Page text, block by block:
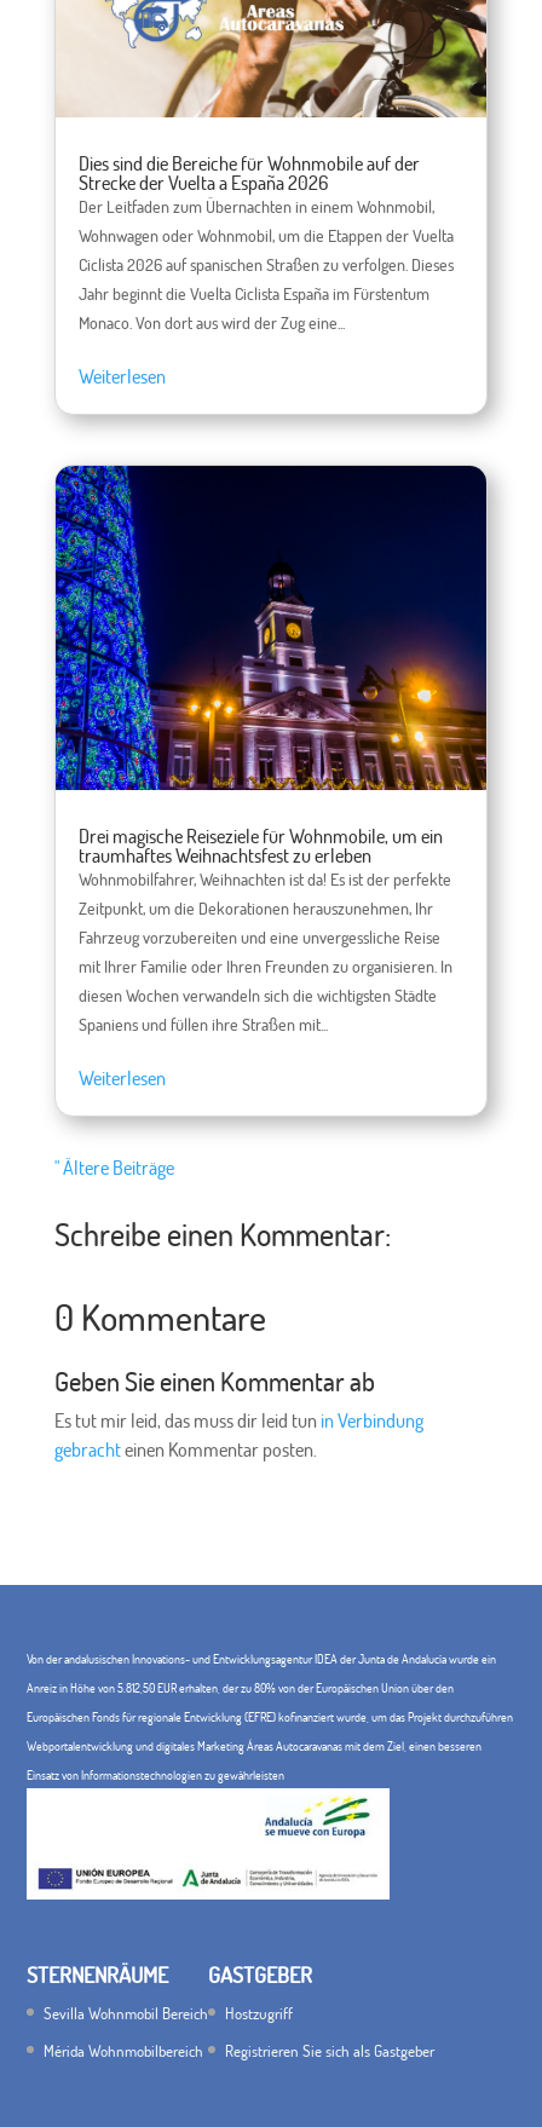
Dies sind die Bereiche für Wohnmobile auf der
Strecke der Vuelta a España 2026
Der Leitfaden zum Übernachten in einem Wohnmobil,
Wohnwagen oder Wohnmobil, um die Etappen der Vuelta
Ciclista 2026 auf spanischen Straßen zu verfolgen. Dieses
Jahr beginnt die Vuelta Ciclista España im Fürstentum
Monaco. Von dort aus wird der Zug eine...
Weiterlesen
Drei magische Reiseziele für Wohnmobile, um ein
traumhaftes Weihnachtsfest zu erleben
Wohnmobilfahrer, Weihnachten ist da! Es ist der perfekte
Zeitpunkt, um die Dekorationen herauszunehmen, Ihr
Fahrzeug vorzubereiten und eine unvergessliche Reise
mit Ihrer Familie oder Ihren Freunden zu organisieren. In
diesen Wochen verwandeln sich die wichtigsten Städte
Spaniens und füllen ihre Straßen mit...
Weiterlesen
" Ältere Beiträge
Schreibe einen Kommentar:
0 Kommentare
Geben Sie einen Kommentar ab
Es tut mir leid, das muss dir leid tun in Verbindung
gebrachteinen Kommentar posten.
Von der andalusischen Innovations- und Entwicklungsagentur IDEA der Junta de Andalucía wurde ein
Anreiz in Höhe von 5.812,50 EUR erhalten, der zu 80% von der Europäischen Union über den
Europäischen Fonds für regionale Entwicklung (EFRE) kofinanziert wurde, um das Projekt durchzuführen
Webportalentwicklung und digitales Marketing Áreas Autocaravanas mit dem Ziel, einen besseren
Einsatz von Informationstechnologien zu gewährleisten
STERNENRÄUME
Sevilla Wohnmobil Bereich
Mérida Wohnmobilbereich
GASTGEBER
Hostzugriff
Registrieren Sie sich als Gastgeber